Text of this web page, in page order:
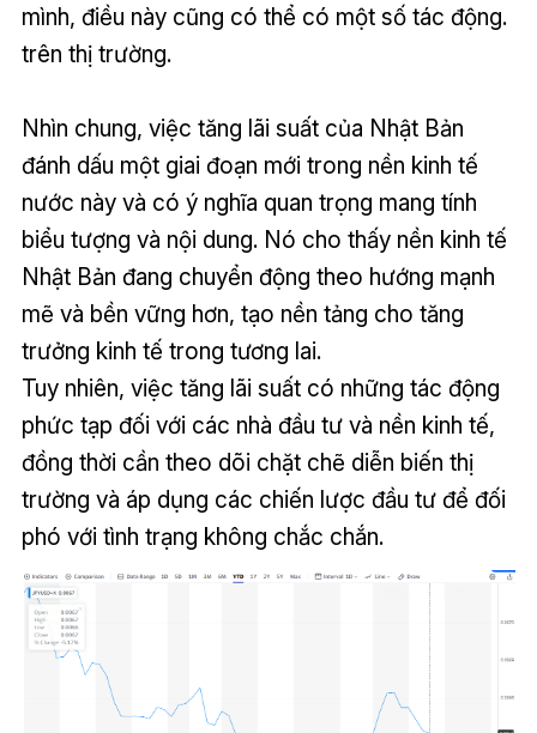
mình, điều này cũng có thể có một số tác động.
trên thị trường.
Nhìn chung, việc tăng lãi suất của Nhật Bản
đánh dấu một giai đoạn mới trong nền kinh tế
nước này và có ý nghĩa quan trọng mang tính
biểu tượng và nội dung. Nó cho thấy nền kinh tế
Nhật Bản đang chuyển động theo hướng mạnh
mẽ và bền vững hơn, tạo nền tảng cho tăng
trưởng kinh tế trong tương lai.
Tuy nhiên, việc tăng lãi suất có những tác động
phức tạp đối với các nhà đầu tư và nền kinh tế,
đồng thời cần theo dõi chặt chẽ diễn biến thị
trường và áp dụng các chiến lược đầu tư để đối
phó với tình trạng không chắc chắn.